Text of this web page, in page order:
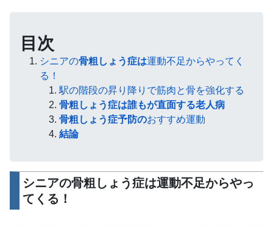
目次
シニアの骨粗しょう症は運動不足からやってく
る！
駅の階段の昇り降りで筋肉と骨を強化する
骨粗しょう症は誰もが直面する老人病
骨粗しょう症予防のおすすめ運動
結論
シニアの骨粗しょう症は運動不足からやっ
てくる！